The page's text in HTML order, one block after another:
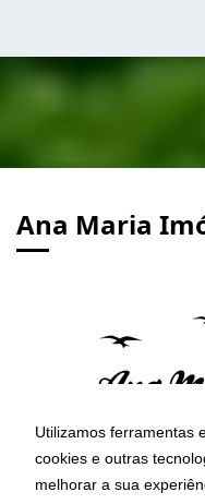
Utilizamos ferramentas
cookies e outras
melhorar a sua
Ana Maria